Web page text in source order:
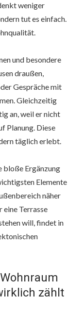
weniger
tut es einfach.
und besondere
draußen,
Gespräche mit
Gleichzeitig
an, weil er nicht
Planung. Diese
täglich erlebt.
bloße Ergänzung
Elemente
näher
eine Terrasse
will, findet in
zählt